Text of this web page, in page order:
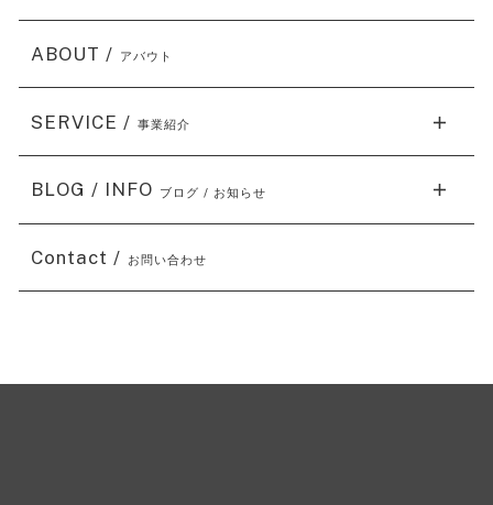
ABOUT / アバウト
SERVICE / 事業紹介
BLOG / INFO ブログ / お知らせ
Contact / お問い合わせ